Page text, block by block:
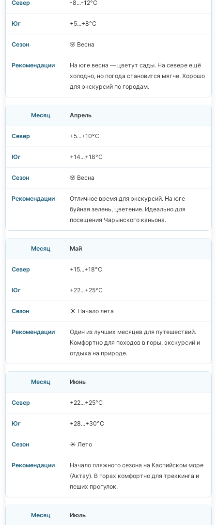
-8...-12°C
+5...+8°C
🌸 Весна
На юге весна — цветут сады. На севере ещё
холодно, но погода становится мягче. Хорошо
для экскурсий по городам.
Апрель
+5...+10°C
+14...+18°C
🌸 Весна
Отличное время для экскурсий. На юге
буйная зелень, цветение. Идеально для
посещения Чарынского каньона.
Май
+15...+18°C
+22...+25°C
☀️ Начало лета
Один из лучших месяцев для путешествий.
Комфортно для походов в горы, экскурсий и
отдыха на природе.
Июнь
+22...+25°C
+28...+30°C
☀️ Лето
Начало пляжного сезона на Каспийском море
(Актау). В горах комфортно для треккинга и
пеших прогулок.
Июль